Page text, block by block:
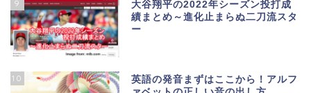
9
大谷翔平の2022年シーズン投打成
績まとめ～進化止まらぬ二刀流スタ
ー
10
英語の発音まずはここから！アルフ